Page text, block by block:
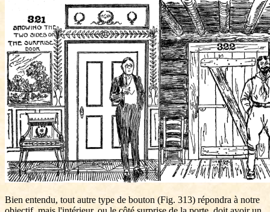
Bien entendu, tout autre type de bouton (Fig. 313) répondra à notre